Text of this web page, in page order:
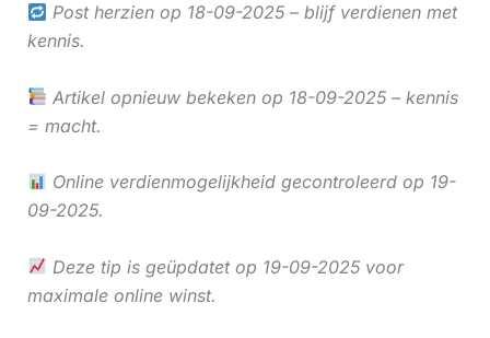
Post herzien op 18-09-2025 – blijf verdienen met
kennis.
Artikel opnieuw bekeken op 18-09-2025 – kennis
= macht.
Online verdienmogelijkheid gecontroleerd op 19-
09-2025.
Deze tip is geüpdatet op 19-09-2025 voor
maximale online winst.